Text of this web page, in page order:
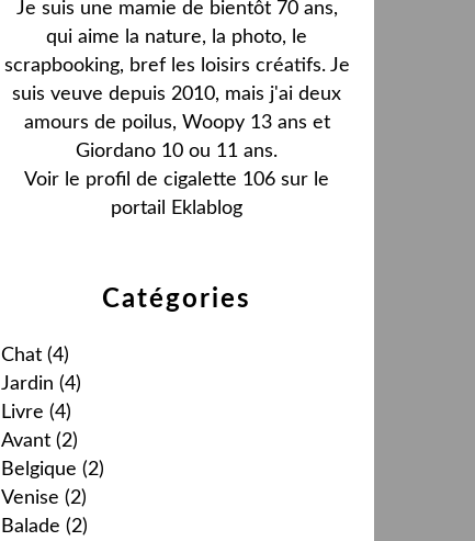
Catégories
Chat (4)
Jardin (4)
Livre (4)
Avant (2)
Belgique (2)
Venise (2)
Balade (2)
Je suis une mamie de bientôt 70 ans,
qui aime la nature, la photo, le
scrapbooking, bref les loisirs créatifs. Je
suis veuve depuis 2010, mais j'ai deux
amours de poilus, Woopy 13 ans et
Giordano 10 ou 11 ans.
Voir le profil de cigalette 106 sur le
portail Eklablog